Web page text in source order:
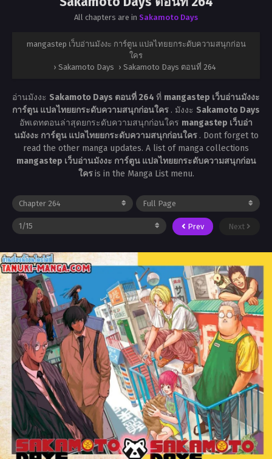
All chapters are in Sakamoto Days
mangastep เว็บอ่านมังงะ การ์ตูน แปลไทยยกระดับความสนุกก่อน
ใคร
› Sakamoto Days › Sakamoto Days ตอนที่ 264
อ่านมังงะ Sakamoto Days ตอนที่ 264 ที่ mangastep เว็บอ่านมังงะ
การ์ตูน แปลไทยยกระดับความสนุกก่อนใคร . มังงะ Sakamoto Days
อัพเดทตอนล่าสุดยกระดับความสนุกก่อนใคร mangastep เว็บอ่า
นมังงะ การ์ตูน แปลไทยยกระดับความสนุกก่อนใคร . Dont forget to
read the other manga updates. A list of manga collections
mangastep เว็บอ่านมังงะ การ์ตูน แปลไทยยกระดับความสนุกก่อน
ใครis in the Manga List menu.
Prev Next